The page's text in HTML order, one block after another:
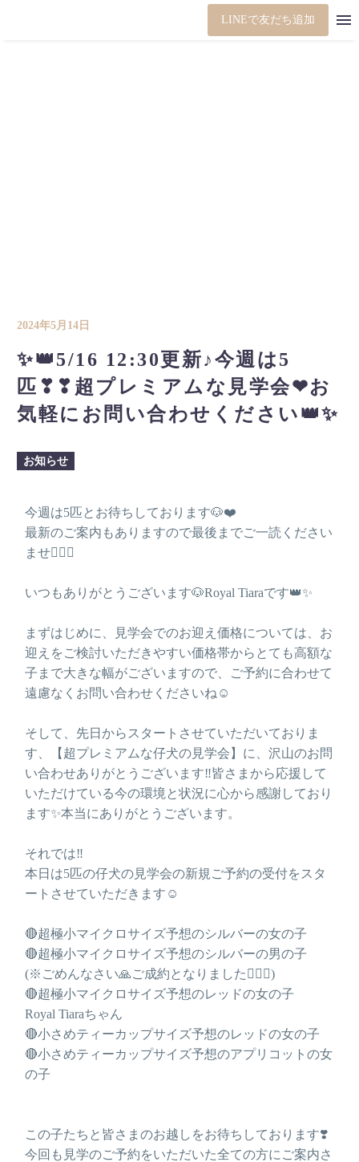
LINEで友だち追加
2024年5月14日
✨👑5/16 12:30更新♪今週は5
匹❣❣超プレミアムな見学会❤お
気軽にお問い合わせください👑✨
お知らせ
今週は5匹とお待ちしております🐶❤️
最新のご案内もありますので最後までご一読ください
ませ🙇🏻‍♂️
いつもありがとうございます🐶Royal Tiaraです👑✨
まずはじめに、見学会でのお迎え価格については、お
迎えをご検討いただきやすい価格帯からとても高額な
子まで大きな幅がございますので、ご予約に合わせて
遠慮なくお問い合わせくださいね☺️
そして、先日からスタートさせていただいておりま
す、【超プレミアムな仔犬の見学会】に、沢山のお問
い合わせありがとうございます‼️皆さまから応援して
いただけている今の環境と状況に心から感謝しており
ます✨本当にありがとうございます。
それでは‼️
本日は5匹の仔犬の見学会の新規ご予約の受付をスタ
ートさせていただきます☺️
🔴超極小マイクロサイズ予想のシルバーの女の子
🔴超極小マイクロサイズ予想のシルバーの男の子
(※ごめんなさい🙏ご成約となりました🙇🏻‍♂️)
🔴超極小マイクロサイズ予想のレッドの女の子
Royal Tiaraちゃん
🔴小さめティーカップサイズ予想のレッドの女の子
🔴小さめティーカップサイズ予想のアプリコットの女
の子
この子たちと皆さまのお越しをお待ちしております❣️
今回も見学のご予約をいただいた全ての方にご案内さ